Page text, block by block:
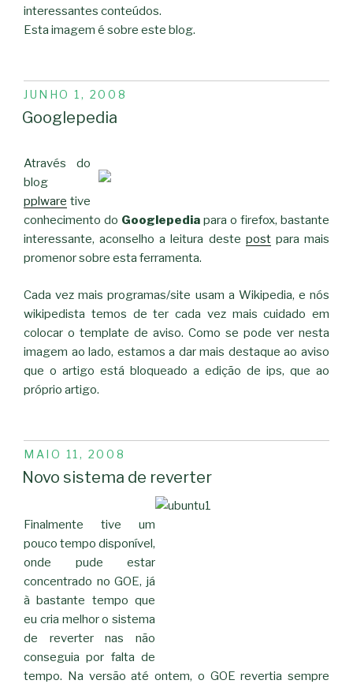
interessantes conteúdos.
Esta imagem é sobre este blog.
PUBLICADO
EM
JUNHO 1, 2008
Googlepedia
Através do
blog
pplware tive
conhecimento do Googlepedia para o firefox, bastante
interessante, aconselho a leitura deste postpara mais
promenor sobre esta ferramenta.
Cada vez mais programas/site usam a Wikipedia, e nós
wikipedista temos de ter cada vez mais cuidado em
colocar o template de aviso. Como se pode ver nesta
imagem ao lado, estamos a dar mais destaque ao aviso
que o artigo está bloqueado a edição de ips, que ao
próprio artigo.
PUBLICADO
EM
MAIO 11, 2008
Novo sistema de reverter
Finalmente tive um
pouco tempo disponível,
onde pude estar
concentrado no GOE, já
à bastante tempo que
eu cria melhor o sistema
de reverter nas não
conseguia por falta de
tempo. Na versão até ontem, o GOE revertia sempre